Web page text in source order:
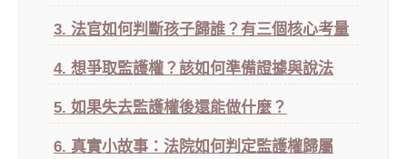
3. 法官如何判斷孩子歸誰？有三個核心考量
4. 想爭取監護權？該如何準備證據與說法
5. 如果失去監護權後還能做什麼？
6. 真實小故事：法院如何判定監護權歸屬